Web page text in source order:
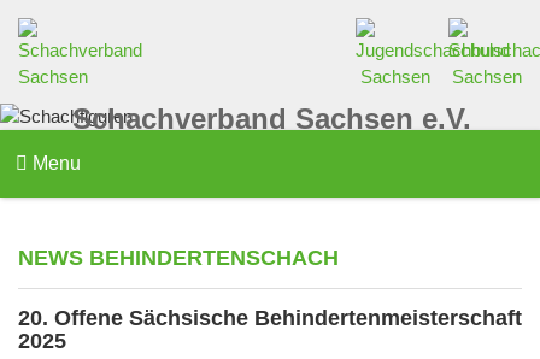
Schachverband Sachsen e.V.
Menu
NEWS BEHINDERTENSCHACH
20. Offene Sächsische Behindertenmeisterschaft
2025